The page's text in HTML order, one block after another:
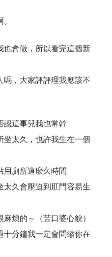
也會做，所以看完這個新
嗎，大家評評理我應該不
認這事兒我也常幹
坐太久，也許我生在一個
用廁所這麼久時間
太久會壓迫到肛門容易生
煩的～（苦口婆心貌）
十分鐘我一定會問縮你在